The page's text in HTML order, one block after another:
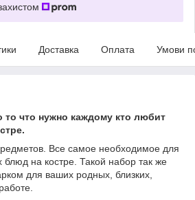
Доставка Оплата Умови
что нужно каждому кто любит
Все самое необходимое для
блюд на костре. Такой набор так же
для ваших родных, близких,